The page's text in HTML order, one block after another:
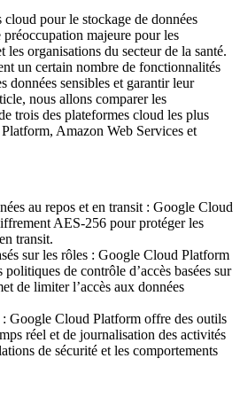
pour le stockage de données
préoccupation majeure pour les
les organisations du secteur de la santé.
un certain nombre de fonctionnalités
données sensibles et garantir leur
nous allons comparer les
trois des plateformes cloud les plus
Amazon Web Services et
au repos et en transit : Google Cloud
AES-256 pour protéger les
transit.
sur les rôles : Google Cloud Platform
de contrôle d’accès basées sur
de limiter l’accès aux données
Google Cloud Platform offre des outils
réel et de journalisation des activités
de sécurité et les comportements